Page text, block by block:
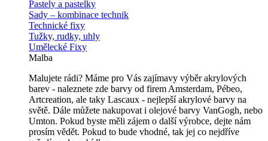
Pastely a pastelky
Sady – kombinace technik
Technické fixy
Tužky, rudky, uhly
Umělecké Fixy
Malba
Malujete rádi? Máme pro Vás zajímavy výběr akrylových
barev - naleznete zde barvy od firem Amsterdam, Pébeo,
Artcreation, ale taky Lascaux - nejlepší akrylové barvy na
světě. Dále můžete nakupovat i olejové barvy VanGogh, nebo
Umton. Pokud byste měli zájem o další výrobce, dejte nám
prosím vědět. Pokud to bude vhodné, tak jej co nejdříve